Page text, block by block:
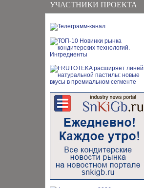
УЧАСТНИКИ ПРОЕКТА